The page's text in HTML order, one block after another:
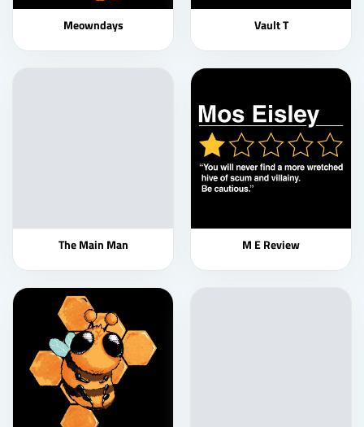
Meowndays Vault T
The Main Man M E Review